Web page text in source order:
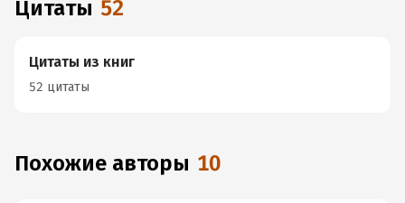
Цитаты 52
Цитаты из книг
52 цитаты
Похожие авторы 10